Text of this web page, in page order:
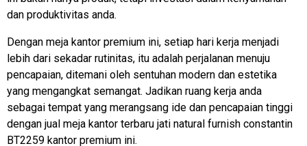
dan produktivitas anda.
Dengan meja kantor premium ini, setiap hari kerja menjadi
lebih dari sekadar rutinitas, itu adalah perjalanan menuju
pencapaian, ditemani oleh sentuhan modern dan estetika
yang mengangkat semangat. Jadikan ruang kerja anda
sebagai tempat yang merangsang ide dan pencapaian tinggi
dengan jual meja kantor terbaru jati natural furnish constantin
BT2259 kantor premium ini.